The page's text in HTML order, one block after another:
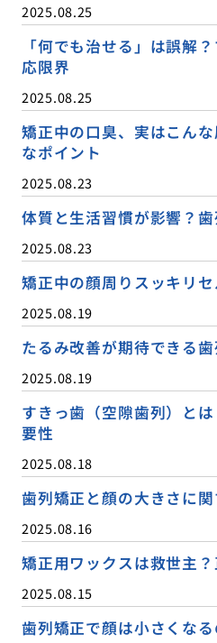
2025.08.25
「何でも治せる」は誤解
応限界
2025.08.25
矯正中の口臭、実はこん
なポイント
2025.08.23
体質と生活習慣が影響？
2025.08.23
矯正中の顔周りスッキリ
2025.08.19
たるみ改善が期待できる
2025.08.19
すきっ歯（空隙歯列）と
要性
2025.08.18
歯列矯正と顔の大きさに
2025.08.16
矯正用ワックスは救世主
2025.08.15
歯列矯正で顔は小さくな